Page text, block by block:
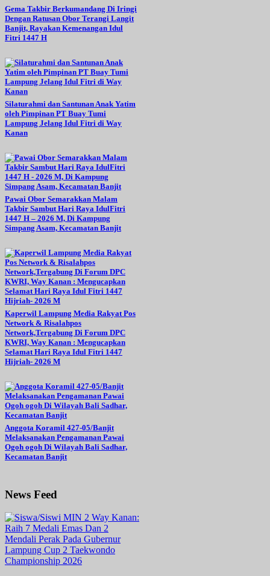
Gema Takbir Berkumandang Di Iringi
Dengan Ratusan Obor Terangi Langit
Banjit, Rayakan Kemenangan Idul
Fitri 1447 H
Silaturahmi dan Santunan Anak Yatim
oleh Pimpinan PT Buay Tumi
Lampung Jelang Idul Fitri di Way
Kanan
Pawai Obor Semarakkan Malam
Takbir Sambut Hari Raya IdulFitri
1447 H – 2026 M, Di Kampung
Simpang Asam, Kecamatan Banjit
Kaperwil Lampung Media Rakyat Pos
Network & Risalahpos
Network,Tergabung Di Forum DPC
KWRI, Way Kanan : Mengucapkan
Selamat Hari Raya Idul Fitri 1447
Hijriah- 2026 M
Anggota Koramil 427-05/Banjit
Melaksanakan Pengamanan Pawai
Ogoh ogoh Di Wilayah Bali Sadhar,
Kecamatan Banjit
News Feed